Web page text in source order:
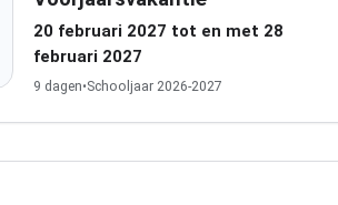
20 februari 2027 tot en met 28
februari 2027
9 dagen•Schooljaar 2026-2027